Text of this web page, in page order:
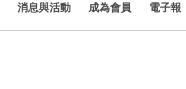
消息與活動 成為會員 電子報